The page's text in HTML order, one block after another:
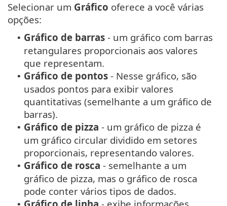
Selecionar um Gráfico oferece a você várias
opções:
• Gráfico de barras - um gráfico com barras
retangulares proporcionais aos valores
que representam.
• Gráfico de pontos - Nesse gráfico, são
usados pontos para exibir valores
quantitativas (semelhante a um gráfico de
barras).
• Gráfico de pizza - um gráfico de pizza é
um gráfico circular dividido em setores
proporcionais, representando valores.
• Gráfico de rosca - semelhante a um
gráfico de pizza, mas o gráfico de rosca
pode conter vários tipos de dados.